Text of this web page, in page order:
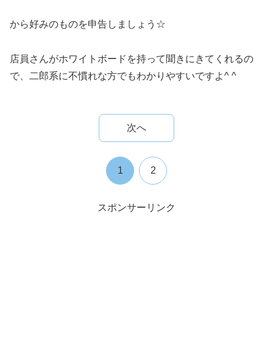
から好みのものを申告しましょう☆
店員さんがホワイトボードを持って聞きにきてくれるの
で、二郎系に不慣れな方でもわかりやすいですよ^ ^
次へ
1 2
スポンサーリンク